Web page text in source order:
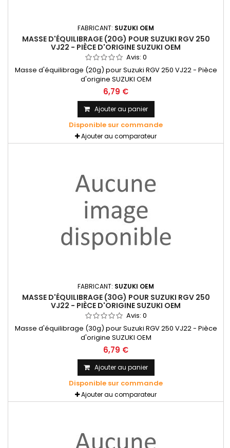
FABRICANT: SUZUKI OEM
MASSE D'ÉQUILIBRAGE (20G) POUR SUZUKI RGV 250
VJ22 - PIÈCE D'ORIGINE SUZUKI OEM
Avis: 0
Masse d'équilibrage (20g) pour Suzuki RGV 250 VJ22 - Pièce
d'origine SUZUKI OEM
6,79 €
Ajouter au panier
Disponible sur commande
Ajouter au comparateur
FABRICANT: SUZUKI OEM
MASSE D'ÉQUILIBRAGE (30G) POUR SUZUKI RGV 250
VJ22 - PIÈCE D'ORIGINE SUZUKI OEM
Avis: 0
Masse d'équilibrage (30g) pour Suzuki RGV 250 VJ22 - Pièce
d'origine SUZUKI OEM
6,79 €
Ajouter au panier
Disponible sur commande
Ajouter au comparateur